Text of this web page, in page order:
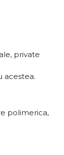
private
acestea.
polimerica,